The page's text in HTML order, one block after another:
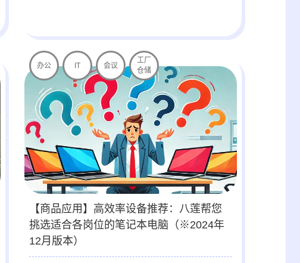
办公 IT 会议
工厂
仓储
【商品应用】高效率设备推荐：八莲帮您
挑选适合各岗位的笔记本电脑（※2024年
12月版本）